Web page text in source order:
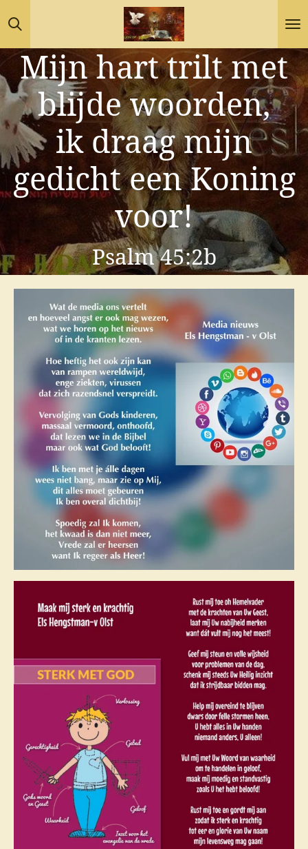
Ga
direct
naar
hoofdinhoud
Mijn hart trilt met
blijde woorden,
ik draag mijn
gedicht een Koning
voor!
Psalm 45:2b